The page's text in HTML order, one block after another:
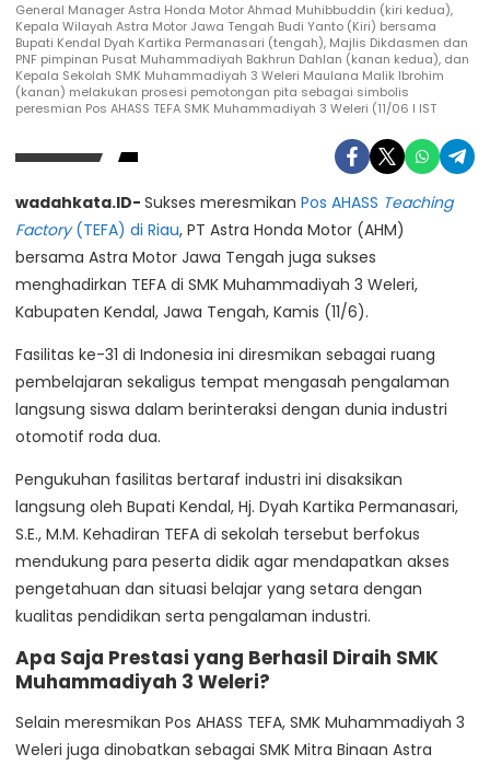
General Manager Astra Honda Motor Ahmad Muhibbuddin (kiri kedua),
Kepala Wilayah Astra Motor Jawa Tengah Budi Yanto (Kiri) bersama
Bupati Kendal Dyah Kartika Permanasari (tengah), Majlis Dikdasmen dan
PNF pimpinan Pusat Muhammadiyah Bakhrun Dahlan (kanan kedua), dan
Kepala Sekolah SMK Muhammadiyah 3 Weleri Maulana Malik Ibrohim
(kanan) melakukan prosesi pemotongan pita sebagai simbolis
peresmian Pos AHASS TEFA SMK Muhammadiyah 3 Weleri (11/06 I IST
wadahkata.ID- Sukses meresmikan Pos AHASS Teaching
Factory(TEFA) di Riau, PT Astra Honda Motor (AHM)
bersama Astra Motor Jawa Tengah juga sukses
menghadirkan TEFA di SMK Muhammadiyah 3 Weleri,
Kabupaten Kendal, Jawa Tengah, Kamis (11/6).
Fasilitas ke-31 di Indonesia ini diresmikan sebagai ruang
pembelajaran sekaligus tempat mengasah pengalaman
langsung siswa dalam berinteraksi dengan dunia industri
otomotif roda dua.
Pengukuhan fasilitas bertaraf industri ini disaksikan
langsung oleh Bupati Kendal, Hj. Dyah Kartika Permanasari,
S.E., M.M. Kehadiran TEFA di sekolah tersebut berfokus
mendukung para peserta didik agar mendapatkan akses
pengetahuan dan situasi belajar yang setara dengan
kualitas pendidikan serta pengalaman industri.
Apa Saja Prestasi yang Berhasil Diraih SMK
Muhammadiyah 3 Weleri?
Selain meresmikan Pos AHASS TEFA, SMK Muhammadiyah 3
Weleri juga dinobatkan sebagai SMK Mitra Binaan Astra